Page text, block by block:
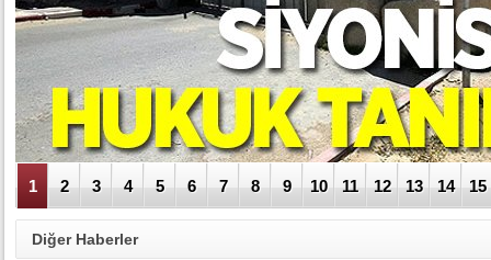
1 2 3 4 5 6 7 8 9 10 11 12 13 14 15
Diğer Haberler